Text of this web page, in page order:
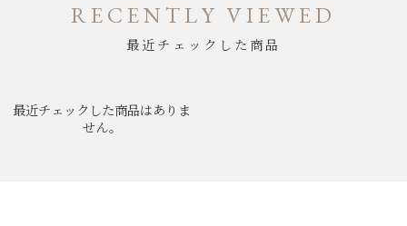
RECENTLY VIEWED
最近チェックした商品
最近チェックした商品はありま
せん。